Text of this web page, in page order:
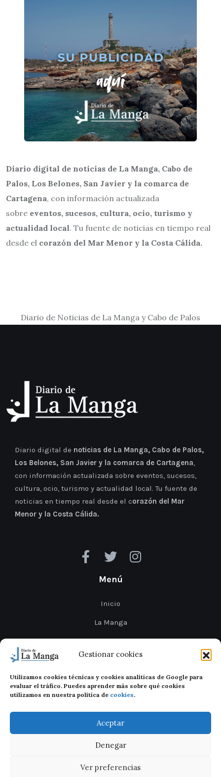
Gestionar cookies
Utilizamos cookies técnicas y cookies analíticas de Google para
evaluar el tráfico. Puedes aprender más sobre qué cookies
utilizamos en nuestra política de cookies.
Aceptar
Denegar
Ver preferencias
Diario digital de noticias de La Manga, Cabo de
Palos, Los Belones, San Javier y la comarca de
Cartagena, con información actualizada
sobre eventos, sucesos, cultura, ocio, turismo y
actualidad local. Tu fuente de noticias en tiempo real
desde el corazón del Mar Menor y la Costa Cálida.
Diario de Noticias de La Manga y Cabo de Palos
Diario digital de noticias de La Manga, Cabo de Palos,
Los Belones, San Javier y la comarca de Cartagena,
con información actualizada sobre eventos, sucesos,
cultura, ocio, turismo y actualidad local. Tu fuente de
noticias en tiempo real desde el corazón del Mar
Menor y la Costa Cálida.
Menú
Inicio
La Manga
Cabo de Palos
Cartagena
San Javier
Diario de La Manga 2026